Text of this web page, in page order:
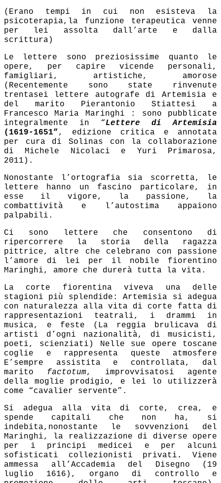
(Erano tempi in cui non esisteva la
psicoterapia,la funzione terapeutica venne
per lei assolta dall’arte e dalla
scrittura)
Le lettere sono preziosissime quanto le
opere, per capire vicende personali,
famigliari, artistiche, amorose
(Recentemente sono state rinvenute
trentasei lettere autografe di Artemisia e
del marito Pierantonio Stiattesi a
Francesco Maria Maringhi : sono pubblicate
integralmente in “Lettere di Artemisia
(1619-1651” , edizione critica e annotata
per cura di Solinas con la collaborazione
di Michele Nicolaci e Yuri Primarosa,
2011).
Nonostante l’ortografia sia scorretta, le
lettere hanno un fascino particolare, in
esse il vigore, la passione, la
combattività e l’autostima appaiono
palpabili.
Ci sono lettere che consentono di
ripercorrere la storia della ragazza
pittrice, altre che celebrano con passione
l’amore di lei per il nobile fiorentino
Maringhi, amore che durerà tutta la vita.
La corte fiorentina viveva una delle
stagioni più splendide: Artemisia si adegua
con naturalezza alla vita di corte fatta di
rappresentazioni teatrali, i drammi in
musica, e feste (La reggia brulicava di
artisti d’ogni nazionalità, di musicisti,
poeti, scienziati) Nelle sue opere toscane
coglie e rappresenta queste atmosfere
E’sempre assistita e controllata, dal
marito factotum, improvvisatosi agente
della moglie prodigio, e lei lo utilizzerà
come “cavalier servente”.
Si adegua alla vita di corte, crea, e
spende capitali che non ha, si
indebita,nonostante le sovvenzioni del
Maringhi, la realizzazione di diverse opere
per i principi medicei e per alcuni
sofisticati collezionisti privati .
Viene
ammessa
all’Accademia del Disegno (19
luglio 1616), organo di controllo e